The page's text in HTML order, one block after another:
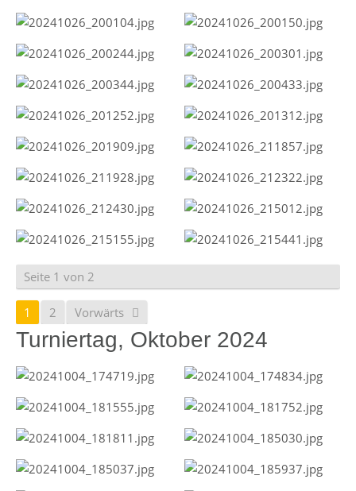
Seite 1 von 2
1 2 Vorwärts
Turniertag, Oktober 2024